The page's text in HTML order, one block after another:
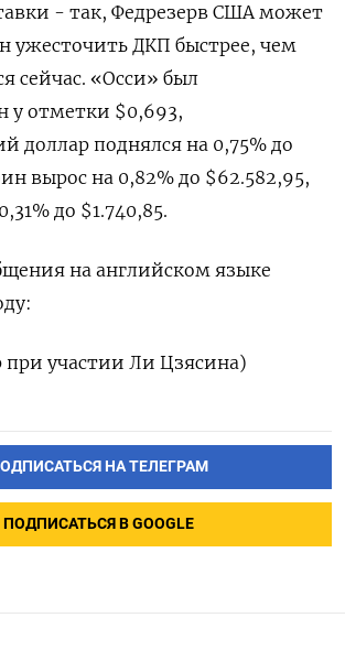
- так, Федрезерв США может
ужесточить ‌ДКП быстрее, чем
сейчас. «Осси» был
у отметки $0,693,
доллар поднялся на 0,75% до
вырос на 0,82% до $62.582,95,
​до $1.740,85.
на английском языке
при участии Ли Цзясина)
НА ТЕЛЕГРАМ
ПОДПИСАТЬСЯ В GOOGLE